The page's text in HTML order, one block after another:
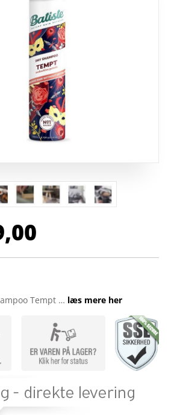
Tempt … læs mere her